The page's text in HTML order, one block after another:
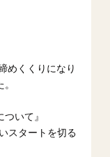
めくくりになり
いて』
スタートを切る